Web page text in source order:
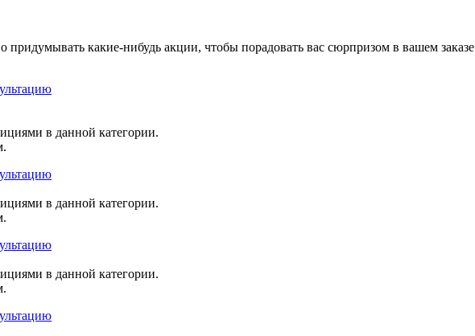
придумывать какие-нибудь акции, чтобы порадовать вас сюрпризом в вашем заказе
в данной категории.
в данной категории.
в данной категории.